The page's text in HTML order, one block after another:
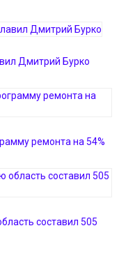
Дмитрий Бурко
ремонта на 54%
составил 505